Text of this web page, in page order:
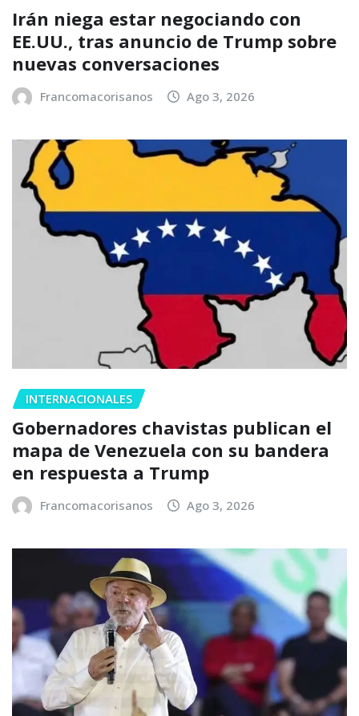
Irán niega estar negociando con
EE.UU., tras anuncio de Trump sobre
nuevas conversaciones
Francomacorisanos Ago 3, 2026
INTERNACIONALES
Gobernadores chavistas publican el
mapa de Venezuela con su bandera
en respuesta a Trump
Francomacorisanos Ago 3, 2026